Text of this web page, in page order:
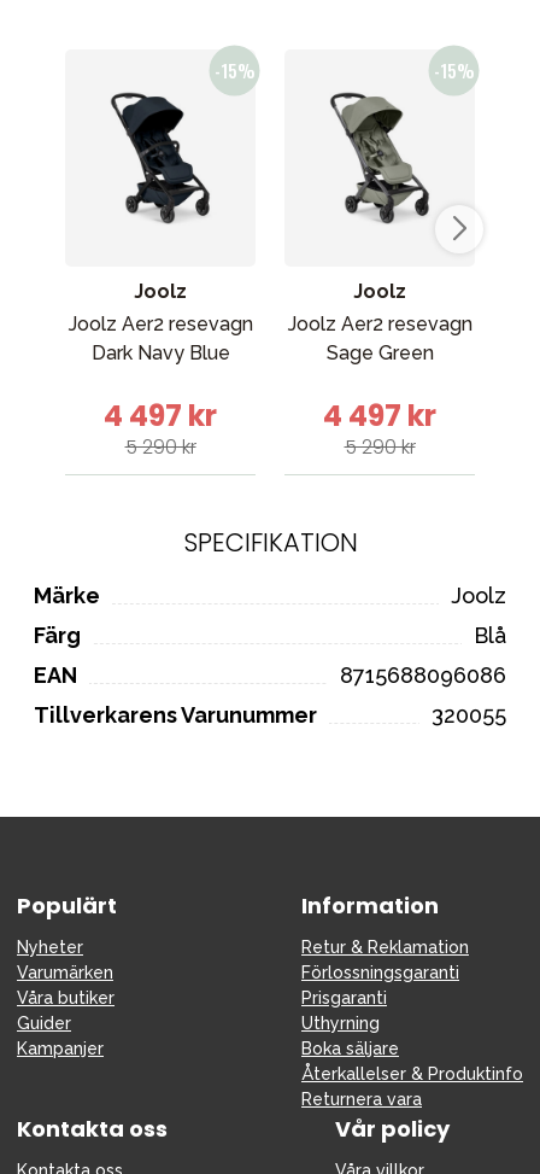
Joolz
Joolz Aer2 resevagn
Dark Navy Blue
4 497 kr
5 290 kr
Joolz
Joolz Aer2 resevagn
Sage Green
4 497 kr
5 290 kr
SPECIFIKATION
Märke
Joolz
Färg
Blå
EAN
8715688096086
Tillverkarens Varunummer
320055
Populärt
Nyheter
Varumärken
Våra butiker
Guider
Kampanjer
Information
Retur & Reklamation
Förlossningsgaranti
Prisgaranti
Uthyrning
Boka säljare
Återkallelser & Produktinfo
Returnera vara
Kontakta oss Vår policy